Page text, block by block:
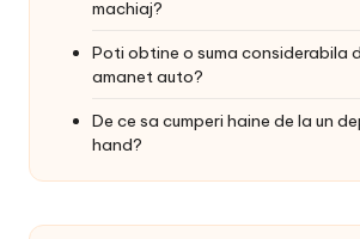
machiaj?
Poti obtine o suma considerabila
amanet auto?
De ce sa cumperi haine de la un
hand?